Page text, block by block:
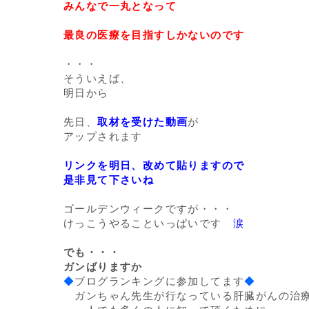
みんなで一丸となって
最良の医療を目指すしかないのです
・・・
そういえば、
明日から
先日、取材を受けた動画が
アップされます
リンクを明日、改めて貼りますので
是非見て下さいね
ゴールデンウィークですが・・・
けっこうやることいっぱいです 涙
でも・・・
ガンばりますか
◆ブログランキングに参加してます◆
ガンちゃん先生が行なっている肝臓がんの治